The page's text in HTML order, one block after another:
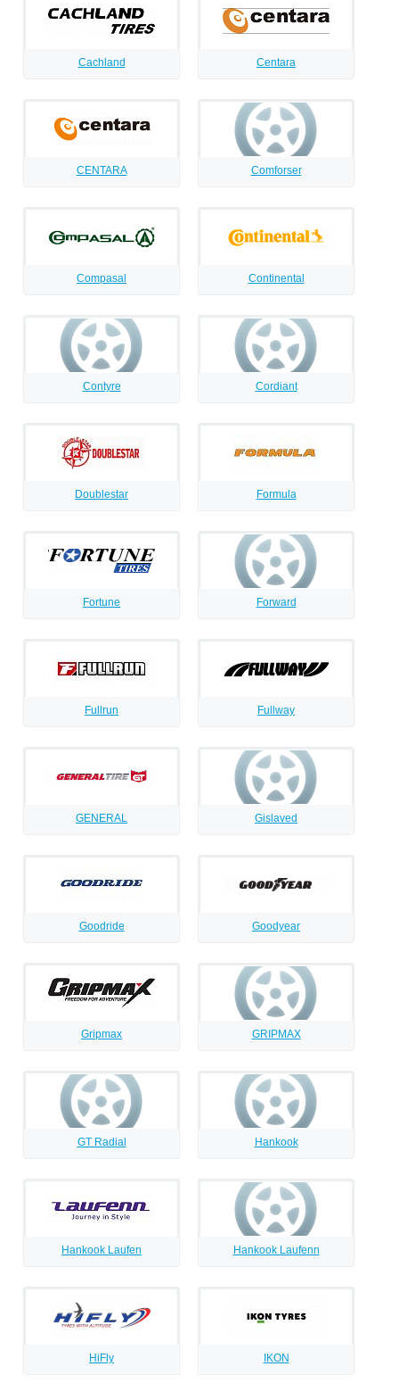
Cachland Centara
CENTARA Comforser
Compasal Continental
Contyre Cordiant
Doublestar Formula
Fortune Forward
Fullrun Fullway
GENERAL Gislaved
Goodride Goodyear
Gripmax GRIPMAX
GT Radial Hankook
Hankook Laufen Hankook Laufenn
HiFly IKON